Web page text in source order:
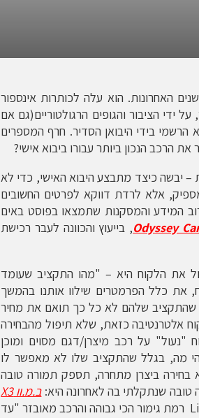
האחרונות. הוא עלה לכותרות אינספור
הציבור והגופים הרגולטוריים(גם אם
הרשמי בידי היבואן הסדיר. חרף המספרים
הרכב הנכון ביותר עבורו ביבוא אישי?
יבשה כיצד מתבצע היבוא האישי, כדי לא
אלא לרדת דווקא לפרטים החשובים
המידע והמסקנות שתמצאו בפוסט באים
Odyssey, בייעוץ והכוונה לעבר רכישת
את הלקוח היא – "מהו התקציב שעומד
את כלל הפרמטרים שילוו אותנו בהמשך
שהתקציב שלהם לא כל כך תואם את מחיר
אלטרנטיבה כזאת, שלא תיפול מהבחירה
"נעול" על רכב מיצרן/דגם מסוים ומוכן
מה, בגלל שהתקציב שלו לא מאפשר לו
בחירה ביצרן מתחרה, תספק תמורה טובה
טובה שנתקלתי בה לאחרונה היא:ב.מ.וו X3
. באותן רמות מחיר, אנחנו מקבלים ב- Liberty רמת גימור הכי גבוהה והרכב מאובזר "עד